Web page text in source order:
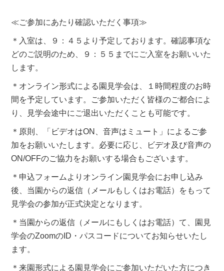
≪ご参加にあたり確認いただく事項≫
＊入室は、９：４５より予定しております。確認事項な
どのご説明のため、９：５５までにご入室をお願いいた
します。
＊オンライン形式による園見学会は、１時間程度のお時
間を予定しています。ご参加いただく皆様のご都合によ
り、見学会途中にご退出いただくことも可能です。
＊原則、「ビデオはON、音声はミュート」によるご参
加をお願いいたします。必要に応じ、ビデオ及び音声の
ON/OFFのご協力をお願いする場合もございます。
＊申込フォームよりオンライン園見学会にお申し込み
後、当園からの返信（メールもしくはお電話）をもって
見学会の参加が正式決定となります。
＊当園からの返信（メールにもしくはお電話）て、園見
学会のZoomのID・パスコードについてお知らせいたし
ます。
＊来園形式による園見学会にご参加いただいた方につき